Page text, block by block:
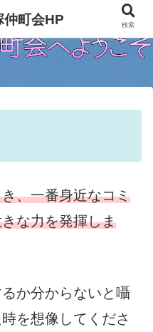
、一番身近なコミ
な力を発揮しま
か分からないと囁
を想像してくださ
仲町会HP 検索